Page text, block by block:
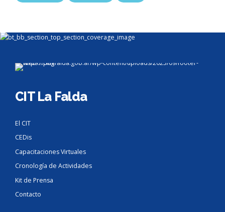
CIT La Falda
El CIT
CEDis
Capacitaciones Virtuales
Cronología de Actividades
Kit de Prensa
Contacto